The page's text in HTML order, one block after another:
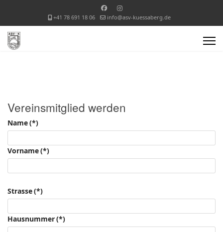
+41 78 691 18 06 info@asv-kuessaberg.de
Vereinsmitglied werden
Name(*)
Vorname(*)
Strasse(*)
Hausnummer(*)